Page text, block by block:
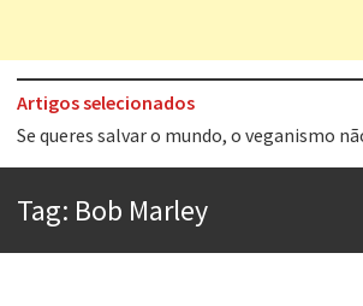
Artigos selecionados
Tem que filmar isso daí
Aprender a fracassar é o segredo do sucesso
Tag: Bob Marley